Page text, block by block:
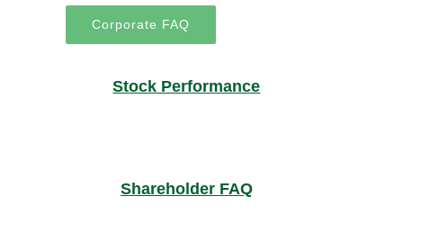
Corporate FAQ
Stock Performance
Shareholder FAQ